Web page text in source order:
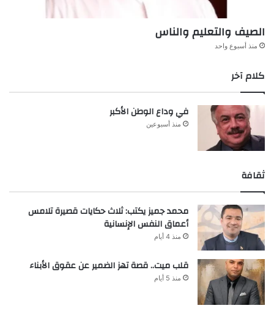
الصيف والتعليم والناس
منذ أسبوع واحد
كلام آخر
في وداع الوطن الأكبر
منذ أسبوعين
ثقافة
محمد جميز يكتب: ثلاث حكايات قصيرة تلامس
أعماق النفس الإنسانية
منذ 4 أيام
قلب ميت.. قصة تهز الضمير عن عقوق الأبناء
منذ 5 أيام